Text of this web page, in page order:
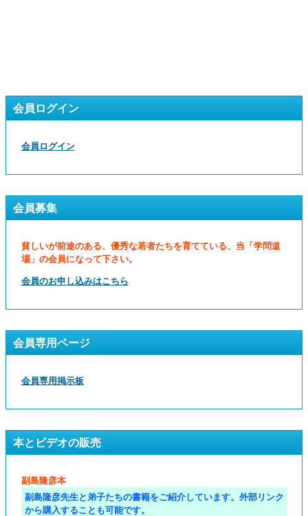
会員ログイン
会員ログイン
会員募集
貧しいが前途のある、優秀な若者たちを育てている、当「学問道
場」の会員になって下さい。
会員のお申し込みはこちら
会員専用ページ
会員専用掲示板
本とビデオの販売
副島隆彦本
副島隆彦先生と弟子たちの書籍をご紹介しています。外部リンク
から購入することも可能です。